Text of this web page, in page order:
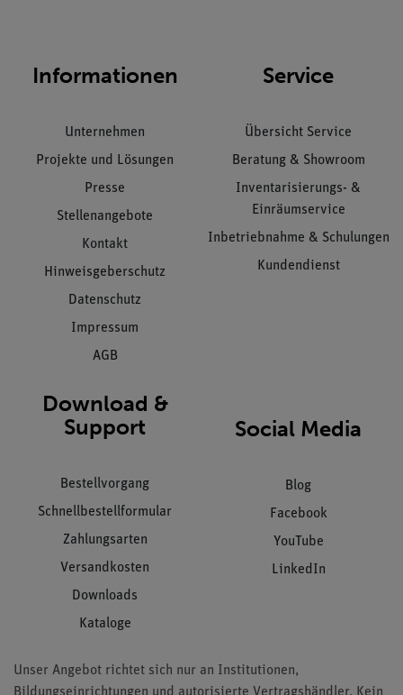
Informationen
Unternehmen
Projekte und Lösungen
Presse
Stellenangebote
Kontakt
Hinweisgeberschutz
Datenschutz
Impressum
AGB
Service
Übersicht Service
Beratung & Showroom
Inventarisierungs- &
Einräumservice
Inbetriebnahme & Schulungen
Kundendienst
Download &
Support
Bestellvorgang
Schnellbestellformular
Zahlungsarten
Versandkosten
Downloads
Kataloge
Social Media
Blog
Facebook
YouTube
LinkedIn
Unser Angebot richtet sich nur an Institutionen,